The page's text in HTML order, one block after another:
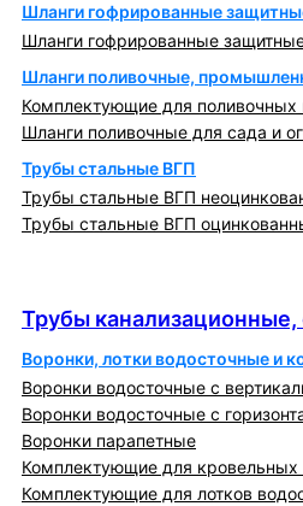
Шланги гофрированные
Шланги гофрированные
Шланги поливочные,
Комплектующие для поливочных
Шланги поливочные для сада и
Трубы стальные ВГП
Трубы стальные ВГП
Трубы стальные ВГП
Трубы
Воронки, лотки водосточные и
Воронки водосточные с
Воронки водосточные с
Воронки парапетные
Комплектующие для кровельных
Комплектующие для лотков